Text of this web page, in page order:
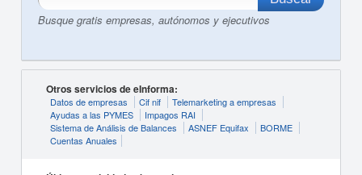
Busque gratis empresas, autónomos y ejecutivos
Otros servicios de eInforma:
Datos de empresas Cif nif
Telemarketing a empresas
Ayudas a las PYMES
Impagos RAI
Sistema de Análisis de Balances
ASNEF Equifax
BORME
Cuentas Anuales